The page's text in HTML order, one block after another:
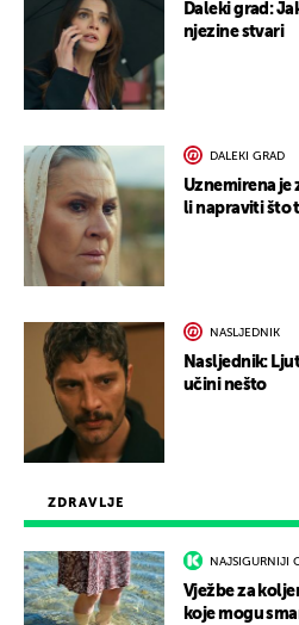
ZDRAVLJE
NAJSIGURNIJI
Vježbe za
koje mogu
Daleki grad:
njezine stvari
DALEKI GRAD
Uznemirena je
li napraviti što
NASLJEDNIK
Nasljednik:
učini nešto